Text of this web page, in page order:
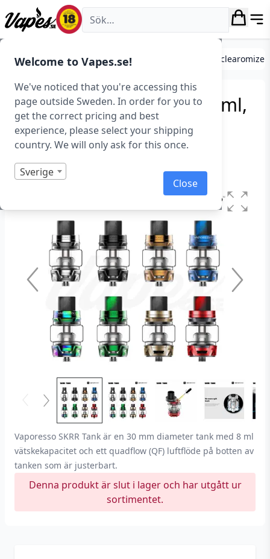
Welcome to Vapes.se!
We've noticed that you're accessing this
page outside Sweden. In order for you to
get the correct pricing and best
experience, please select your shipping
country. We will only ask for this once.
Sverige
Close
Vapes.se
Förångare, tanks och atomizers Standard tanks/
Vaporesso SKRR Tank (8 ml,
30 mm) – Utgått
Art.nr: 36810
Slut i lager
Vaporesso SKRR Tank är en 30 mm diameter tank med 8 ml
vätskekapacitet och ett quadflow (QF) luftflöde på botten av
tanken som är justerbart.
Denna produkt är slut i lager och har utgått ur
sortimentet.